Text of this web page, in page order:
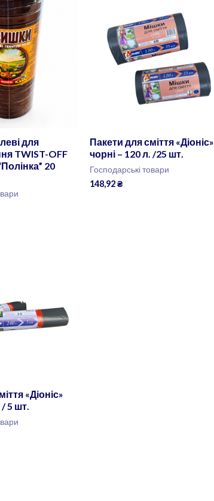
для
TWIST-OFF
20
Пакети для сміття «Діоніс»
чорні – 120 л. /25 шт.
Господарські товари
148,92₴
«Діоніс»
/ 5 шт.